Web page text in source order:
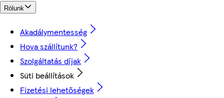
Rólunk
Akadálymentesség
Hova szállítunk?
Szolgáltatás díjak
Süti beállítások
Fizetési lehetőségek